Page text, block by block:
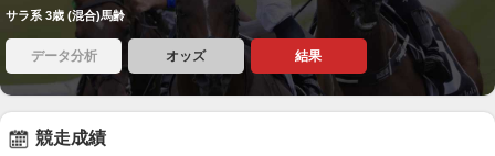
サラ系 3歳 (混合)馬齢
データ分析 オッズ 結果
競走成績